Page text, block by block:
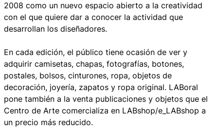
2008 como un nuevo espacio abierto a la creatividad
con el que quiere dar a conocer la actividad que
desarrollan los diseñadores.
En cada edición, el público tiene ocasión de ver y
adquirir camisetas, chapas, fotografías, botones,
postales, bolsos, cinturones, ropa, objetos de
decoración, joyería, zapatos y ropa original. LABoral
pone también a la venta publicaciones y objetos que el
Centro de Arte comercializa en LABshop/e_LABshop a
un precio más reducido.